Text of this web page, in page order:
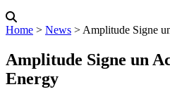
Home ˃ News ˃ Amplitude Signe
Amplitude Signe un
Energy